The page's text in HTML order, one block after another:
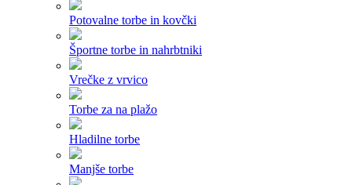
Potovalne torbe in kovčki
Športne torbe in nahrbtniki
Vrečke z vrvico
Torbe za na plažo
Hladilne torbe
Manjše torbe